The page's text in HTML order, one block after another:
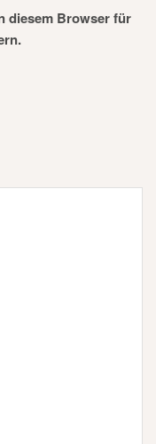
diesem Browser für